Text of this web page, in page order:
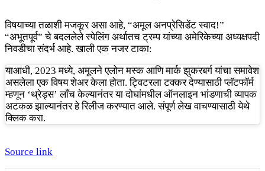
विषयाच्या तळाशी मजकूर असा आहे, “अमूल अनप्रेसिडेंट स्वाद!”
“अभूतपूर्व” चे बदललेले स्पेलिंग अर्थातच ट्रम्प यांच्या अमेरिकेच्या अध्यक्षपदी
निवडीचा संदर्भ आहे. खाली एक नजर टाका:
याआधी, 2023 मध्ये, अमूलने एलोन मस्क आणि मार्क झुकरबर्ग यांचा समावेश
असलेला एक विषय शेअर केला होता. ट्विटरला टक्कर देण्यासाठी प्लॅटफॉर्म
म्हणून ‘थ्रेड्स’ लाँच केल्यानंतर या दोघांमधील ऑनलाइन भांडणाची व्यापक
अटकळ झाल्यानंतर हे रिलीज करण्यात आले. संपूर्ण लेख वाचण्यासाठी येथे
क्लिक करा.
Source link